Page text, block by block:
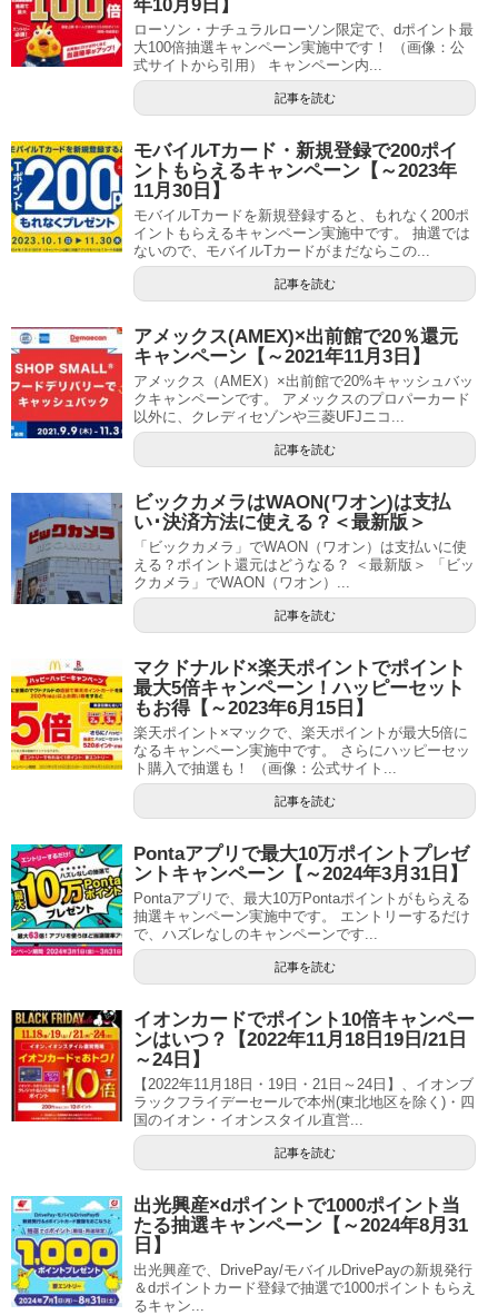
年10月9日】
ローソン・ナチュラルローソン限定で、dポイント最
大100倍抽選キャンペーン実施中です！ （画像：公
式サイトから引用） キャンペーン内...
記事を読む
モバイルTカード・新規登録で200ポイ
ントもらえるキャンペーン【～2023年
11月30日】
モバイルTカードを新規登録すると、もれなく200ポ
イントもらえるキャンペーン実施中です。 抽選では
ないので、モバイルTカードがまだならこの...
記事を読む
アメックス(AMEX)×出前館で20％還元
キャンペーン【～2021年11月3日】
アメックス（AMEX）×出前館で20%キャッシュバッ
クキャンペーンです。 アメックスのプロパーカード
以外に、クレディセゾンや三菱UFJニコ...
記事を読む
ビックカメラはWAON(ワオン)は支払
い･決済方法に使える？＜最新版＞
「ビックカメラ」でWAON（ワオン）は支払いに使
える？ポイント還元はどうなる？ ＜最新版＞ 「ビッ
クカメラ」でWAON（ワオン）...
記事を読む
マクドナルド×楽天ポイントでポイント
最大5倍キャンペーン！ハッピーセット
もお得【～2023年6月15日】
楽天ポイント×マックで、楽天ポイントが最大5倍に
なるキャンペーン実施中です。 さらにハッピーセッ
ト購入で抽選も！ （画像：公式サイト...
記事を読む
Pontaアプリで最大10万ポイントプレゼ
ントキャンペーン【～2024年3月31日】
Pontaアプリで、最大10万Pontaポイントがもらえる
抽選キャンペーン実施中です。 エントリーするだけ
で、ハズレなしのキャンペーンです...
記事を読む
イオンカードでポイント10倍キャンペー
ンはいつ？【2022年11月18日19日/21日
～24日】
【2022年11月18日・19日・21日～24日】、イオンブ
ラックフライデーセールで本州(東北地区を除く)・四
国のイオン・イオンスタイル直営...
記事を読む
出光興産×dポイントで1000ポイント当
たる抽選キャンペーン【～2024年8月31
日】
出光興産で、DrivePay/モバイルDrivePayの新規発行
＆dポイントカード登録で抽選で1000ポイントもらえ
るキャン...